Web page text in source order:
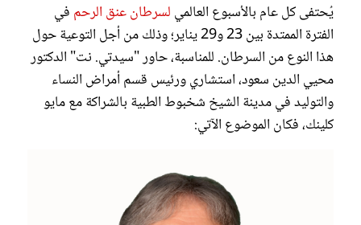
يُحتفى كل عام بالأسبوع العالمي لسرطان عنق الرحم في
الفترة الممتدة بين 23 و29 يناير؛ وذلك من أجل التوعية حول
هذا النوع من السرطان. للمناسبة، حاور "سيدتي. نت" الدكتور
محيي الدين سعود، استشاري ورئيس قسم أمراض النساء
والتوليد في مدينة الشيخ شخبوط الطبية بالشراكة مع مايو
كلينك، فكان الموضوع الآتي:
غلاف رفمي